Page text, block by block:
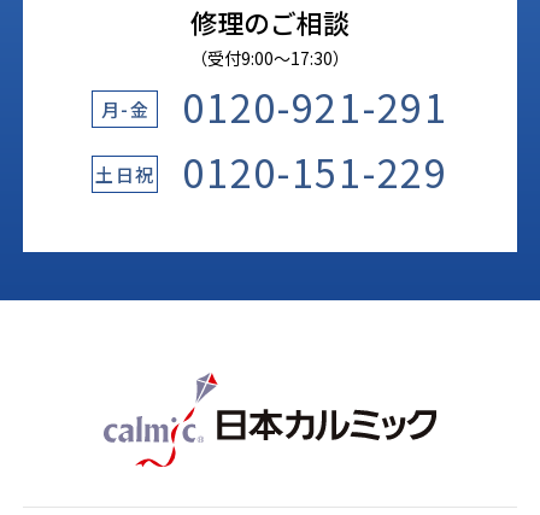
修理のご相談
（受付9:00〜17:30）
月-金 0120-921-291
土日祝 0120-151-229